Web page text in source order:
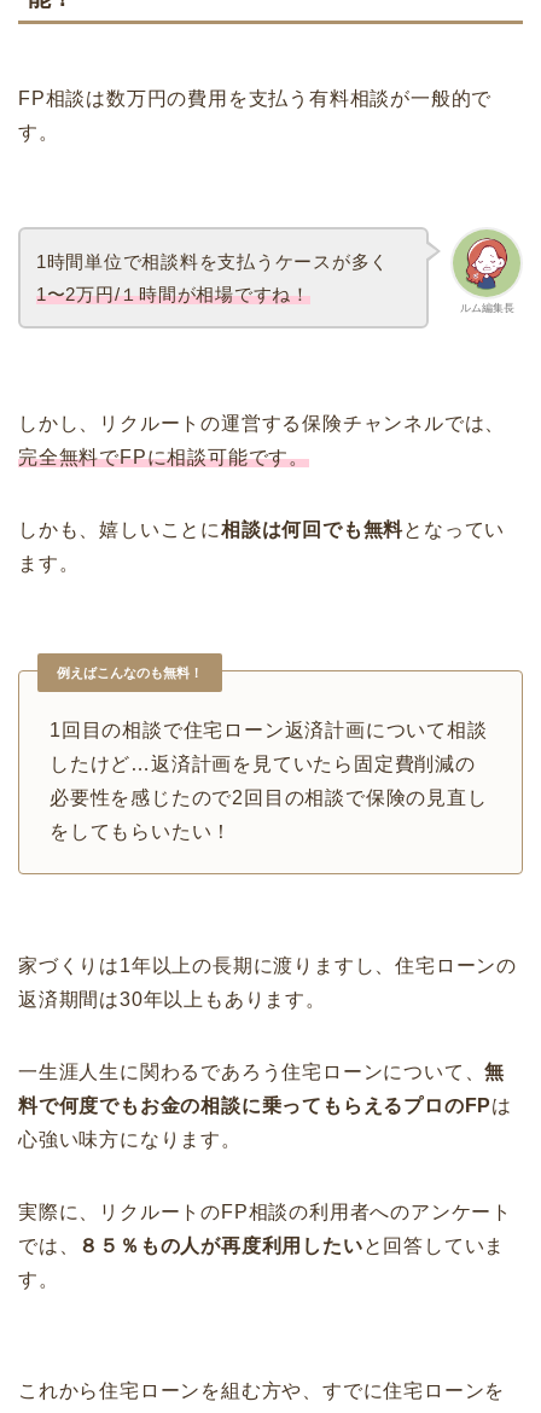
FP相談は数万円の費用を支払う有料相談が一般的で
す。
ルム編集長
1時間単位で相談料を支払うケースが多く
1〜2万円/１時間が相場ですね！
しかし、リクルートの運営する保険チャンネルでは、
完全無料でFPに相談可能です。
しかも、嬉しいことに相談は何回でも無料となってい
ます。
例えばこんなのも無料！
1回目の相談で住宅ローン返済計画について相談
したけど…返済計画を見ていたら固定費削減の
必要性を感じたので2回目の相談で保険の見直し
をしてもらいたい！
家づくりは1年以上の長期に渡りますし、住宅ローンの
返済期間は30年以上もあります。
一生涯人生に関わるであろう住宅ローンについて、無
料で何度でもお金の相談に乗ってもらえるプロのFPは
心強い味方になります。
実際に、リクルートのFP相談の利用者へのアンケート
では、
８５％もの人が再度利用したいと回答していま
す。
これから住宅ローンを組む方や、すでに住宅ローンを